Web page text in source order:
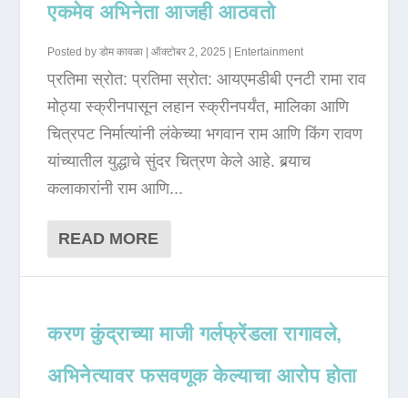
एकमेव अभिनेता आजही आठवतो
Posted byडोम कावळा |ऑक्टोबर 2, 2025 Entertainment
प्रतिमा स्रोत: प्रतिमा स्रोत: आयएमडीबी एनटी रामा राव
मोठ्या स्क्रीनपासून लहान स्क्रीनपर्यंत, मालिका आणि
चित्रपट निर्मात्यांनी लंकेच्या भगवान राम आणि किंग रावण
यांच्यातील युद्धाचे सुंदर चित्रण केले आहे. बर्‍याच
कलाकारांनी राम आणि...
READ MORE
करण कुंद्राच्या माजी गर्लफ्रेंडला रागावले,
अभिनेत्यावर फसवणूक केल्याचा आरोप होता